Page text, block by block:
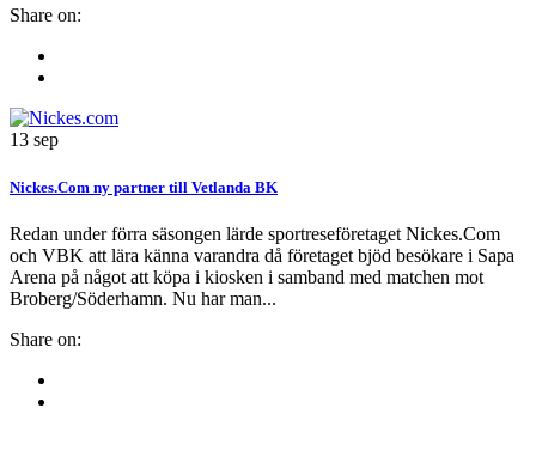
Share on:
13 sep
Nickes.Com ny partner till Vetlanda BK
Redan under förra säsongen lärde sportreseföretaget Nickes.Com
och VBK att lära känna varandra då företaget bjöd besökare i Sapa
Arena på något att köpa i kiosken i samband med matchen mot
Broberg/Söderhamn. Nu har man...
Share on: